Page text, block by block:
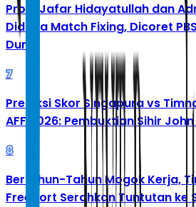
Profil Jafar Hidayatullah dan
Diduga Match Fixing, Dicoret
Dunia
7
Prediksi Skor Singapura vs
AFF 2026: Pembuktian Sihir
8
Bertahun-Tahun Mogok Kerja,
Freeport Serahkan Tuntutan ke